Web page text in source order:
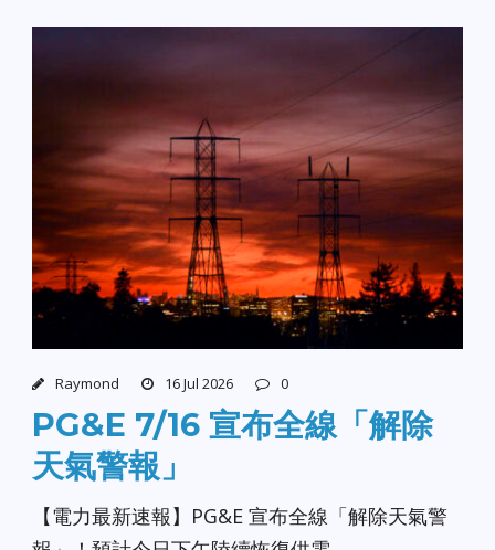
Raymond 16 Jul 2026 0
PG&E 7/16 宣布全線「解除
天氣警報」
【電力最新速報】PG&E 宣布全線「解除天氣警